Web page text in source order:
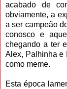
acabado de
obviamente, a
a ser campeão
conosco e
chegando a ter
Alex, Palhinha e
como meme.
Esta época